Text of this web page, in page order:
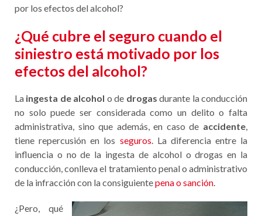
por los efectos del alcohol?
¿Qué cubre el seguro cuando el
siniestro está motivado por los
efectos del alcohol?
La ingesta de alcohol o de drogas durante la conducción
no solo puede ser considerada como un delito o falta
administrativa, sino que además, en caso de accidente,
tiene repercusión en los seguros. La diferencia entre la
influencia o no de la ingesta de alcohol o drogas en la
conducción, conlleva el tratamiento penal o administrativo
de la infracción con la consiguientepena o sanción.
¿Pero, qué